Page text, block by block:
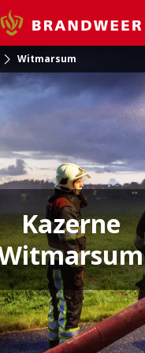
Brandweer
Witmarsum
Kazerne